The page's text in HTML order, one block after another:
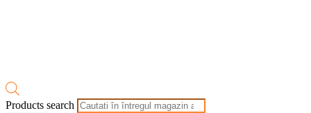
Products search